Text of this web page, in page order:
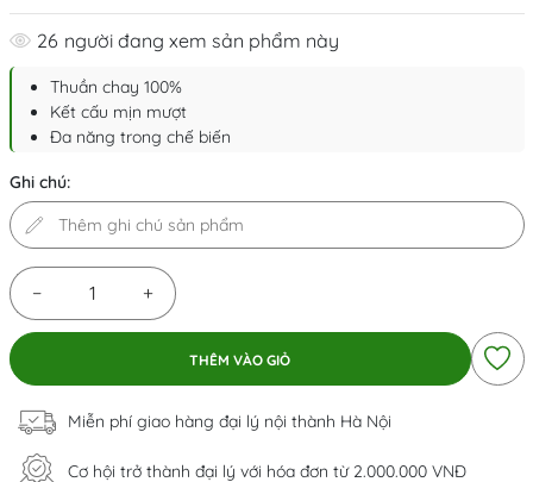
26 người đang xem sản phẩm này
Thuần chay 100%
Kết cấu mịn mượt
Đa năng trong chế biến
Ghi chú:
− +
THÊM VÀO GIỎ
Miễn phí giao hàng đại lý nội thành Hà Nội
Cơ hội trở thành đại lý với hóa đơn từ 2.000.000 VNĐ